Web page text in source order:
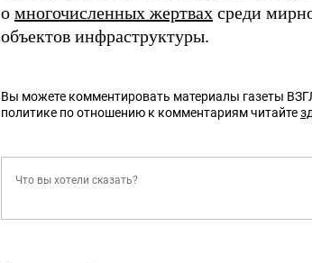
о многочисленных жертвах среди
объектов инфраструктуры.
Вы можете комментировать материалы газеты
политике по отношению к комментариям читайте